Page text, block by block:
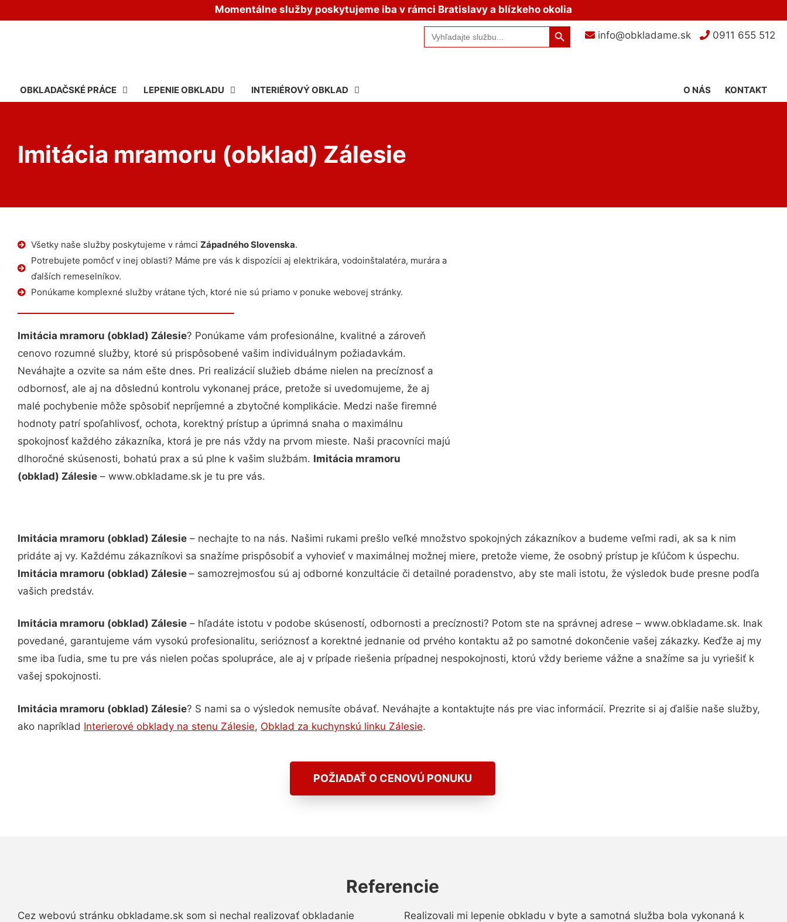
Momentálne služby poskytujeme iba v rámci Bratislavy a blízkeho okolia
info@obkladame.sk 0911 655 512
Search
for:
Search Button
OBKLADAČSKÉ PRÁCE LEPENIE OBKLADU INTERIÉROVÝ OBKLAD KONTAKT
O NÁS
Imitácia mramoru (obklad) Zálesie
Všetky naše služby poskytujeme v rámci Západného Slovenska.
Potrebujete pomôcť v inej oblasti? Máme pre vás k dispozícii aj elektrikára, vodoinštalatéra, murára a
ďalších remeselníkov.
Ponúkame komplexné služby vrátane tých, ktoré nie sú priamo v ponuke webovej stránky.
Imitácia mramoru (obklad) Zálesie? Ponúkame vám profesionálne, kvalitné a zároveň
cenovo rozumné služby, ktoré sú prispôsobené vašim individuálnym požiadavkám.
Neváhajte a ozvite sa nám ešte dnes. Pri realizácií služieb dbáme nielen na precíznosť a
odbornosť, ale aj na dôslednú kontrolu vykonanej práce, pretože si uvedomujeme, že aj
malé pochybenie môže spôsobiť nepríjemné a zbytočné komplikácie. Medzi naše firemné
hodnoty patrí spoľahlivosť, ochota, korektný prístup a úprimná snaha o maximálnu
spokojnosť každého zákazníka, ktorá je pre nás vždy na prvom mieste. Naši pracovníci majú
dlhoročné skúsenosti, bohatú prax a sú plne k vašim službám. Imitácia mramoru
(obklad) Zálesie – www.obkladame.sk je tu pre vás.
Imitácia mramoru (obklad) Zálesie – nechajte to na nás. Našimi rukami prešlo veľké množstvo spokojných zákazníkov a budeme veľmi radi, ak sa k nim
pridáte aj vy. Každému zákazníkovi sa snažíme prispôsobiť a vyhovieť v maximálnej možnej miere, pretože vieme, že osobný prístup je kľúčom k úspechu.
Imitácia mramoru (obklad) Zálesie – samozrejmosťou sú aj odborné konzultácie či detailné poradenstvo, aby ste mali istotu, že výsledok bude presne podľa
vašich predstáv.
Imitácia mramoru (obklad) Zálesie – hľadáte istotu v podobe skúseností, odbornosti a precíznosti? Potom ste na správnej adrese – www.obkladame.sk. Inak
povedané, garantujeme vám vysokú profesionalitu, serióznosť a korektné jednanie od prvého kontaktu až po samotné dokončenie vašej zákazky. Keďže aj my
sme iba ľudia, sme tu pre vás nielen počas spolupráce, ale aj v prípade riešenia prípadnej nespokojnosti, ktorú vždy berieme vážne a snažíme sa ju vyriešiť k
vašej spokojnosti.
Imitácia mramoru (obklad) Zálesie? S nami sa o výsledok nemusíte obávať. Neváhajte a kontaktujte nás pre viac informácií. Prezrite si aj ďalšie naše služby,
ako napríklad Interierové obklady na stenu Zálesie, Obklad za kuchynskú linku Zálesie.
POŽIADAŤ O CENOVÚ PONUKU
Referencie
Cez webovú stránku obkladame.sk som si nechal realizovať obkladanie
Realizovali mi lepenie obkladu v byte a samotná služba bola vykonaná k